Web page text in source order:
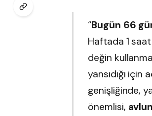
“Bugün 66
Haftada 1 saat
değin
yansıdığı için
genişliğinde,
önemlisi,